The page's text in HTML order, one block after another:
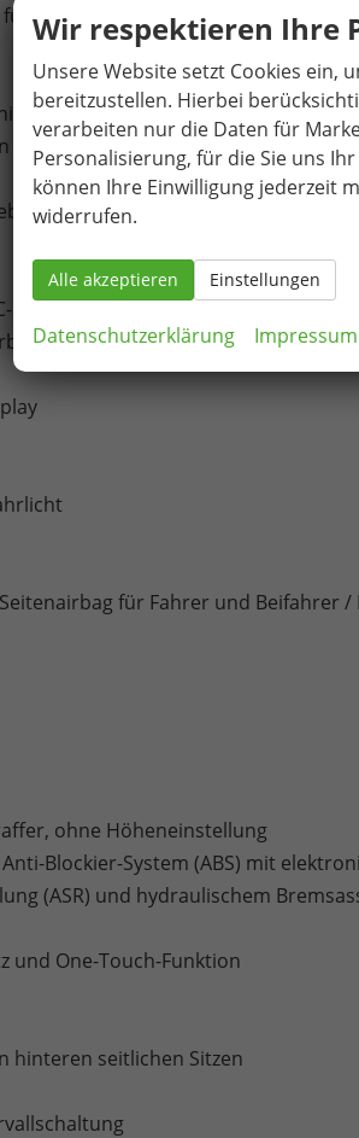
Parkscheibe/Make-up-Spiegel
und Umluftschaltung
Schnittstelle / Bluetooth-Schnittstelle
für die Aktivierung von SEAT
für Fahrer und Beifahrer
ohne Höheneinstellung
Blockier-System (ABS) mit
(ASR) und hydraulischem
und One-Touch-Funktion
hinteren seitlichen Sitzen
Wir respektieren Ihre
Unsere Website setzt Cookies ein,
bereitzustellen. Hierbei
verarbeiten nur die Daten für
Personalisierung, für die Sie uns
können Ihre Einwilligung jederzeit
widerrufen.
Alle akzeptieren Einstellungen
Datenschutzerklärung Impressum